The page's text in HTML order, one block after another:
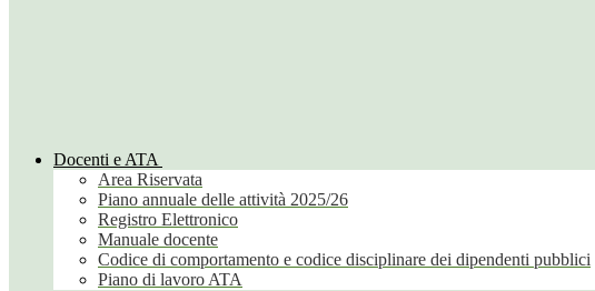
Docenti e ATA
Area Riservata
Piano annuale delle attività 2025/26
Registro Elettronico
Manuale docente
Codice di comportamento e codice disciplinare dei dipendenti pubblici
Piano di lavoro ATA